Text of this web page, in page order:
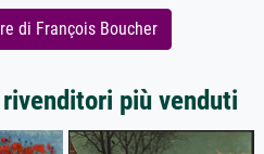
di François Boucher
più venduti